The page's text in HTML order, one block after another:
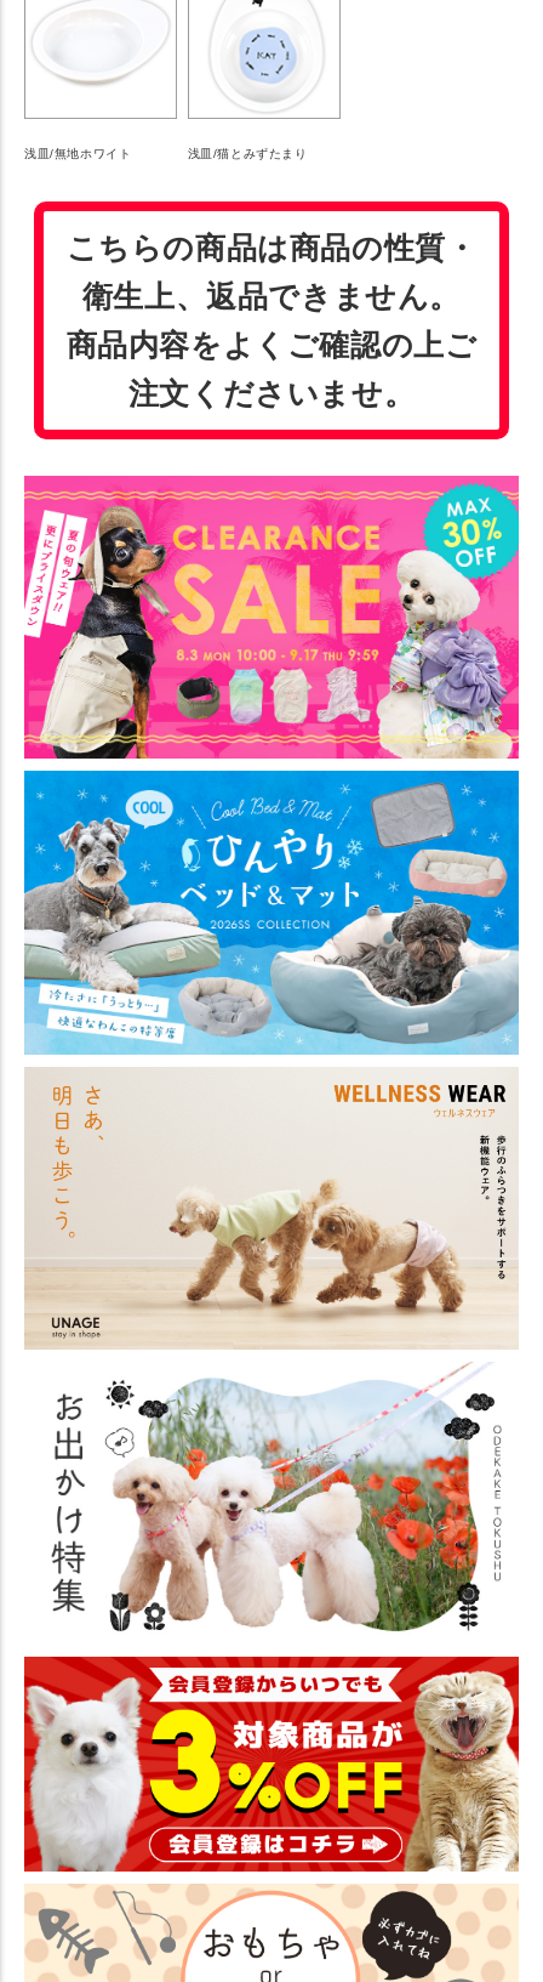
浅皿/無地ホワイト 浅皿/猫とみずたまり
こちらの商品は商品の性質・
衛生上、返品できません。
商品内容をよくご確認の上ご
注文くださいませ。